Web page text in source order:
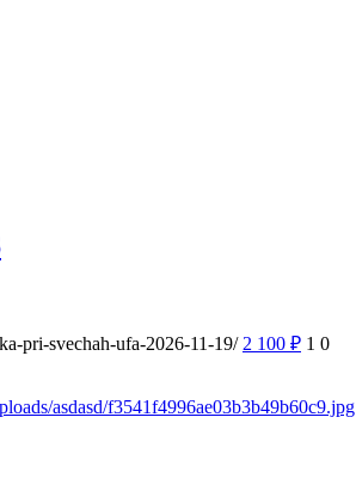
pri-svechah-ufa-2026-11-19/ 2 100 ₽ 1 0
asdasd/f3541f4996ae03b3b49b60c9.jpg